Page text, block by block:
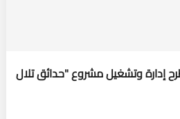
إدارة وتشغيل مشروع "حدائق تلال